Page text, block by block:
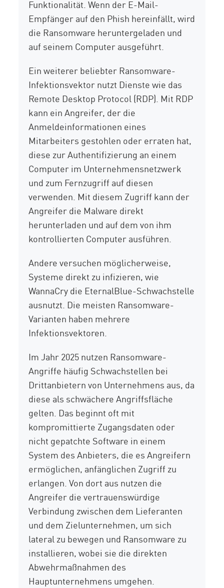
Funktionalität. Wenn der E-Mail-
Empfänger auf den Phish hereinfällt, wird
die Ransomware heruntergeladen und
auf seinem Computer ausgeführt.
Ein weiterer beliebter Ransomware-
Infektionsvektor nutzt Dienste wie das
Remote Desktop Protocol (RDP). Mit RDP
kann ein Angreifer, der die
Anmeldeinformationen eines
Mitarbeiters gestohlen oder erraten hat,
diese zur Authentifizierung an einem
Computer im Unternehmensnetzwerk
und zum Fernzugriff auf diesen
verwenden. Mit diesem Zugriff kann der
Angreifer die Malware direkt
herunterladen und auf dem von ihm
kontrollierten Computer ausführen.
Andere versuchen möglicherweise,
Systeme direkt zu infizieren, wie
WannaCry die EternalBlue-Schwachstelle
ausnutzt. Die meisten Ransomware-
Varianten haben mehrere
Infektionsvektoren.
Im Jahr 2025nutzen Ransomware-
Angriffe häufig Schwachstellen bei
Drittanbietern von Unternehmens aus, da
diese als schwächere Angriffsfläche
gelten. Das beginnt oft mit
kompromittierte Zugangsdaten oder
nicht gepatchte Software in einem
System des Anbieters, die es Angreifern
ermöglichen, anfänglichen Zugriff zu
erlangen. Von dort aus nutzen die
Angreifer die vertrauenswürdige
Verbindung zwischen dem Lieferanten
und dem Zielunternehmen, um sich
lateral zu bewegen und Ransomware zu
installieren, wobei sie die direkten
Abwehrmaßnahmen des
Hauptunternehmens umgehen.